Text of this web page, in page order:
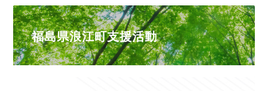
福島県浪江町支援活動